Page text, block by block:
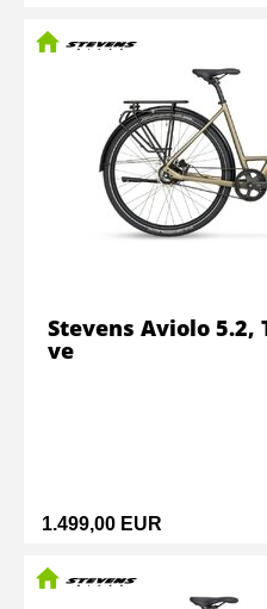
1.499,00 EUR
Stevens Aviolo 5.2,
ve